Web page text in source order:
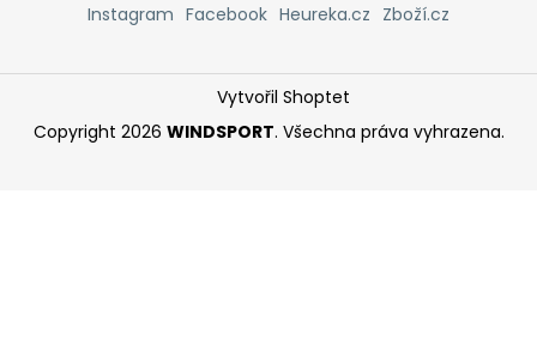
Instagram Facebook Heureka.cz Zboží.cz
Vytvořil Shoptet
Copyright 2026 WINDSPORT. Všechna práva vyhrazena.